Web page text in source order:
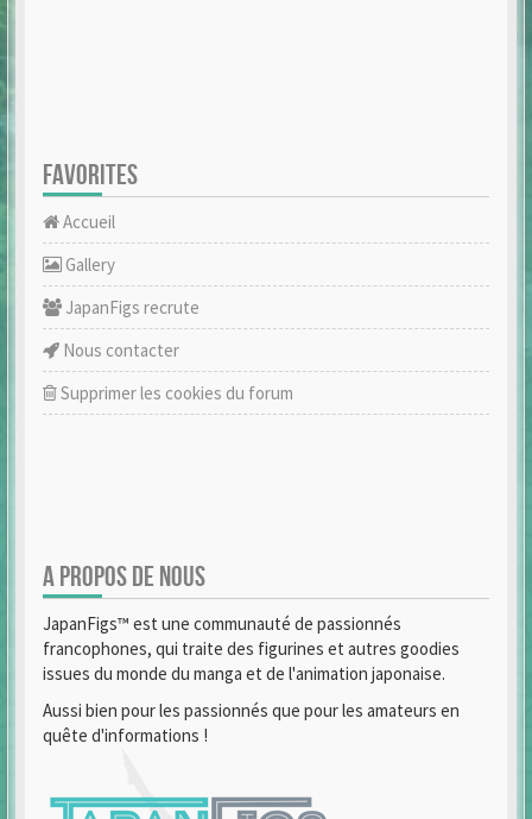
FAVORITES
Accueil
Gallery
JapanFigs recrute
Nous contacter
Supprimer les cookies du forum
A PROPOS DE NOUS
JapanFigs™ est une communauté de passionnés
francophones, qui traite des figurines et autres goodies
issues du monde du manga et de l'animation japonaise.
Aussi bien pour les passionnés que pour les amateurs en
quête d'informations !